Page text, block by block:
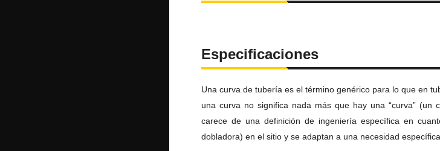
Especificaciones
Una curva de tubería es el término genérico para lo que en
una curva no significa nada más que hay una “curva”
carece de una definición de ingeniería específica en
dobladora) en el sitio y se adaptan a una necesidad específica.